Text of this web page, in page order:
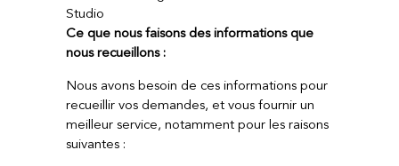
Studio
Ce que nous faisons des informations que
nous recueillons :
Nous avons besoin de ces informations pour
recueillir vos demandes, et vous fournir un
meilleur service, notamment pour les raisons
suivantes :